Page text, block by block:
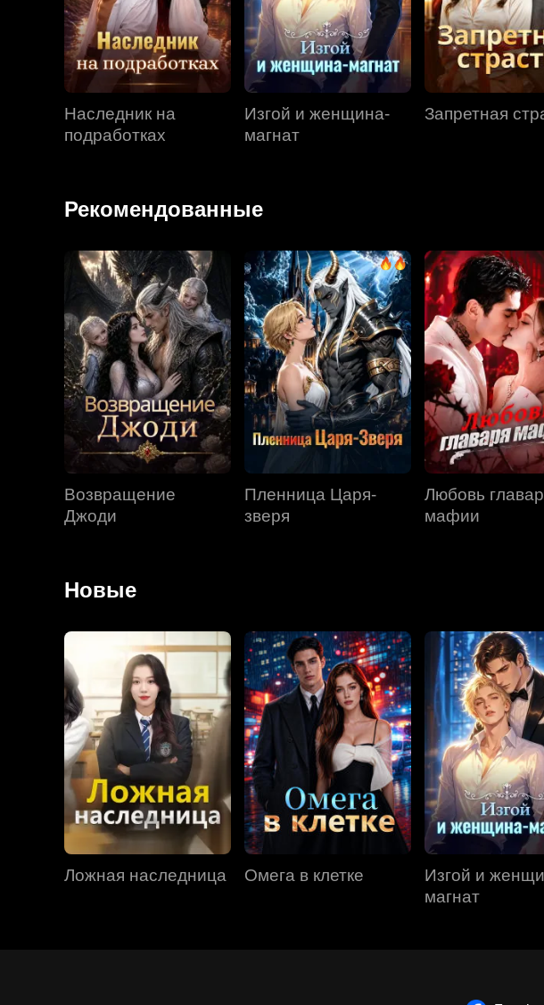
Наследник на
подработках
Изгой и женщина-
магнат
Запретная
Рекомендованные
Возвращение
Джоди
Пленница Царя-
зверя
Любовь
мафии
Новые
Ложная наследница Омега в клетке
Изгой и
магнат